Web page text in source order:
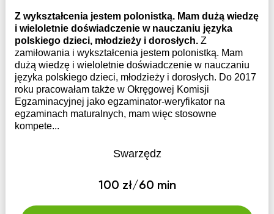
Z wykształcenia jestem polonistką. Mam dużą wiedzę
i wieloletnie doświadczenie w nauczaniu języka
polskiego dzieci, młodzieży i dorosłych. Z
zamiłowania i wykształcenia jestem polonistką. Mam
dużą wiedzę i wieloletnie doświadczenie w nauczaniu
języka polskiego dzieci, młodzieży i dorosłych. Do 2017
roku pracowałam także w Okręgowej Komisji
Egzaminacyjnej jako egzaminator-weryfikator na
egzaminach maturalnych, mam więc stosowne
kompete...
Swarzędz
100 zł/60 min